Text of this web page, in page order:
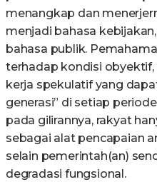
menangkap dan
menjadi bahasa
bahasa publik.
terhadap kondisi
kerja spekulatif yang
generasi” di setiap
pada gilirannya, rakyat
sebagai alat pencapaian
selain pemerintah(an)
degradasi fungsional.